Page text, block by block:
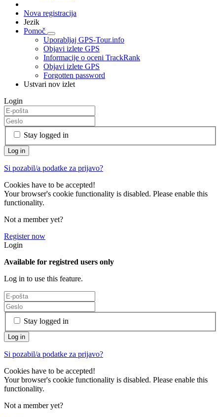
Nova registracija
Jezik
Pomoč
Uporabljaj GPS-Tour.info
Objavi izlete GPS
Informacije o oceni TrackRank
Objavi izlete GPS
Forgotten password
Ustvari nov izlet
Login
Stay logged in
Si pozabil/a podatke za prijavo?
Cookies have to be accepted!
Your browser's cookie functionality is disabled. Please enable this
functionality.
Not a member yet?
Register now
Login
Available for registred users only
Log in to use this feature.
Stay logged in
Si pozabil/a podatke za prijavo?
Cookies have to be accepted!
Your browser's cookie functionality is disabled. Please enable this
functionality.
Not a member yet?